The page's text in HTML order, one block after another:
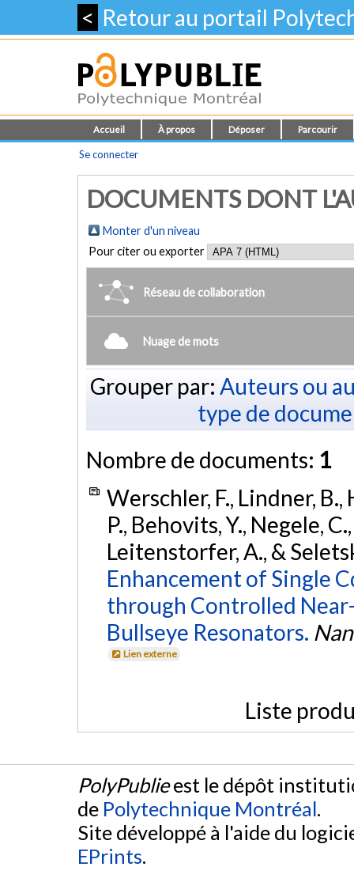
< Retour au portail
Accueil À propos Déposer Parcourir
Se connecter
DOCUMENTS DONT
Monter d'un niveau
Pour citer ou exporter
Réseau de collaboration
Nuage de mots
Grouper par: Auteurs ou
type de
Nombre de documents: 1
Werschler, F., Lindner, B.,
P., Behovits, Y., Negele,
Leitenstorfer, A., &
Enhancement of Single
through Controlled
Bullseye Resonators.
Lien externe
Liste
PolyPublieest le dépôt
de Polytechnique Montréal.
Site développé à l'aide du
EPrints.